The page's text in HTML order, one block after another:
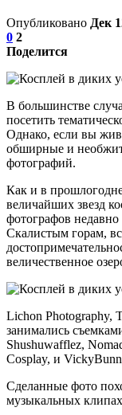
Опубликовано Дек
0 2
Поделится
В большинстве
посетить
Однако, если вы
обширные и
фотографий.
Как и в
величайших звезд
фотографов
Скалистым горам,
величественное
Lichon Photography,
занимались
Shushuwafflez,
Cosplay, и
Сделанные фото
музыкальных